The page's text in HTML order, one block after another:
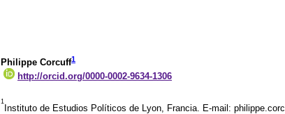
Philippe Corcuff1
http://orcid.org/0000-0002-9634-1306
1
Instituto de Estudios Políticos de Lyon, Francia. E-mail: